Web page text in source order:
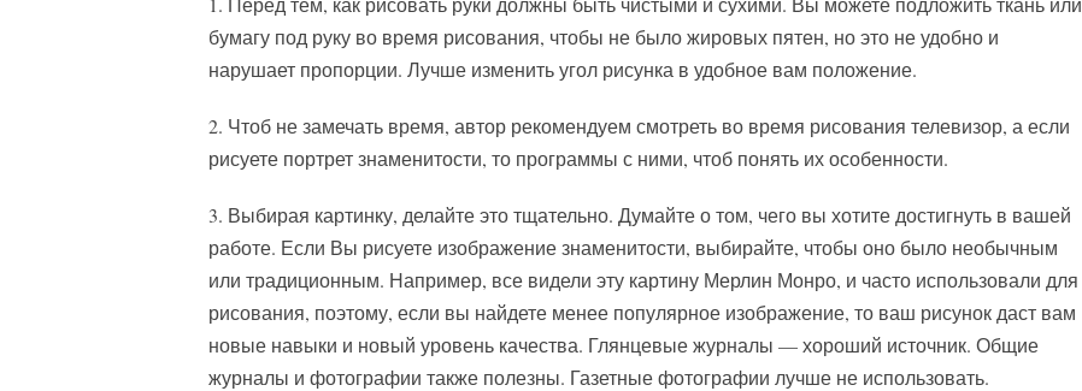
бумагу под руку во время рисования, чтобы не было жировых пятен, но это не удобно и
нарушает пропорции. Лучше изменить угол рисунка в удобное вам положение.
2. Чтоб не замечать время, автор рекомендуем смотреть во время рисования телевизор, а если
рисуете портрет знаменитости, то программы с ними, чтоб понять их особенности.
3. Выбирая картинку, делайте это тщательно. Думайте о том, чего вы хотите достигнуть в вашей
работе. Если Вы рисуете изображение знаменитости, выбирайте, чтобы оно было необычным
или традиционным. Например, все видели эту картину Мерлин Монро, и часто использовали для
рисования, поэтому, если вы найдете менее популярное изображение, то ваш рисунок даст вам
новые навыки и новый уровень качества. Глянцевые журналы — хороший источник. Общие
журналы и фотографии также полезны. Газетные фотографии лучше не использовать.